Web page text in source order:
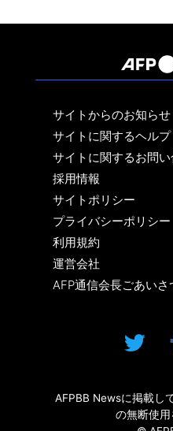
サイトからのお知らせ
サイトに関するヘルプ
サイトに関するお問
採用情報
サイトポリシー
プライバシーポリシー
利用規約
運営会社
AFP通信会長ごあいさ
AFPBB Newsに掲載し
の無断使用